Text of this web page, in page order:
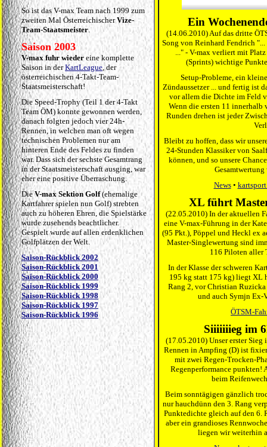
So ist das V-max Team nach 1999 zum
zweiten Mal ÖsterreichischerVize-
Team-Staatsmeister.
Saison 2003
V-max fuhr wieder eine komplette
Saison in derKartLeague, der
österreichischen 4-Takt-Team-
Staatsmeisterschaft!
Die Speed-Trophy (Teil 1 der 4-Takt
Team ÖM) konnte gewonnen werden,
danach folgten jedoch vier 24h-
Rennen, in welchen man oft wegen
technischen Problemen nur am
hinteren Ende des Feldes zu finden
war. Dass sich der sechste Gesamtrang
in der Staatsmeisterschaft ausging, war
eher eine positive Überraschung.
DieV-max Sektion Golf(ehemalige
Kartfahrer spielen nun Golf) strebten
auch zu höheren Ehren, die Spielstärke
wurde zusehends beachtlicher.
Gespielt wurde auf allen erdenklichen
Golfplätzen der Welt.
Saison-Rückblick 2002
Saison-Rückblick 2001
Saison-Rückblick 2000
Saison-Rückblick 1999
Saison-Rückblick 1998
Saison-Rückblick 1997
Saison-Rückblick 1996
Ein
(14.06.2010) Auf das dritte
Song von Reinhard Fendrich
..." - V-max verliert mit
(Sprints) wichtige
Setup-Probleme, ein
Zündaussetzer ... und fertig ist
vor allem die Dichte im Feld
Wenn die ersten 11
Runden drehen ist jeder
Bleibt zu hoffen, dass wir
24-Stunden Klassiker von
können, und so unsere
News•
XL führt
(22.05.2010) In der aktuellen
eine V-max-Führung in der
(95 Pkt.), Pöppel und Heckl ex
Master-Singlewertung sind
116 Piloten aller
In der Klasse der schweren
195 kg statt 175 kg) liegt XL
Rang 2, vor Christian
und auch Symjn Ex-
ÖTSM-
Siiiiiiieg im
(17.05.2010) Unser erster
Rennen in Ampfing (D) ist
mit zwei Regen-Trocken-
Regenperformance punkten!
beim
Beim sonntägigen gänzlich
nur hauchdünn den 3. Rang
Punktedichte gleich auf den 6.
aber ein grandioses
liegen wir weiterhin